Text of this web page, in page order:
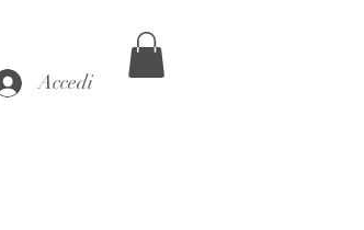
Accedi